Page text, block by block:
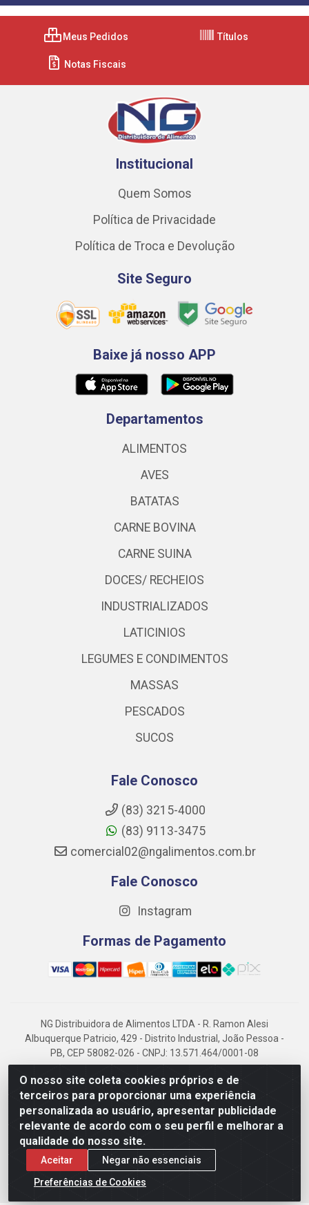
O nosso site coleta cookies próprios e de
terceiros para proporcionar uma experiência
personalizada ao usuário, apresentar publicidade
relevante de acordo com o seu perfil e melhorar a
qualidade do nosso site.
Aceitar
Negar não essenciais
Preferências de Cookies
Meus Pedidos Títulos
Notas Fiscais
Institucional
Quem Somos
Política de Privacidade
Política de Troca e Devolução
Site Seguro
Baixe já nosso APP
Departamentos
ALIMENTOS
AVES
BATATAS
CARNE BOVINA
CARNE SUINA
DOCES/ RECHEIOS
INDUSTRIALIZADOS
LATICINIOS
LEGUMES E CONDIMENTOS
MASSAS
PESCADOS
SUCOS
Fale Conosco
(83) 3215-4000
(83) 9113-3475
comercial02@ngalimentos.com.br
Fale Conosco
Instagram
Formas de Pagamento
NG Distribuidora de Alimentos LTDA - R. Ramon Alesi
Albuquerque Patricio, 429 - Distrito Industrial, João Pessoa -
PB, CEP 58082-026 - CNPJ: 13.571.464/0001-08
NG Alimentos, há mais de 14 anos no mercado paraibano, é
referência em frigorificados, destacando-se pela logística
eficiente e excelência.